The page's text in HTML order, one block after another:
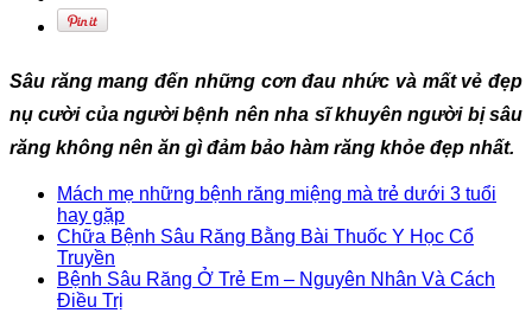
Sâu răng mang đến những cơn đau nhức và mất vẻ đẹp
nụ cười của người bệnh nên nha sĩ khuyên người bị sâu
răng không nên ăn gì đảm bảo hàm răng khỏe đẹp nhất.
Mách mẹ những bệnh răng miệng mà trẻ dưới 3 tuổi
hay gặp
Chữa Bệnh Sâu Răng Bằng Bài Thuốc Y Học Cổ
Truyền
Bệnh Sâu Răng Ở Trẻ Em – Nguyên Nhân Và Cách
Điều Trị